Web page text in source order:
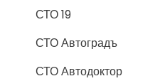
СТО 19
СТО Автоградъ
СТО Автодоктор